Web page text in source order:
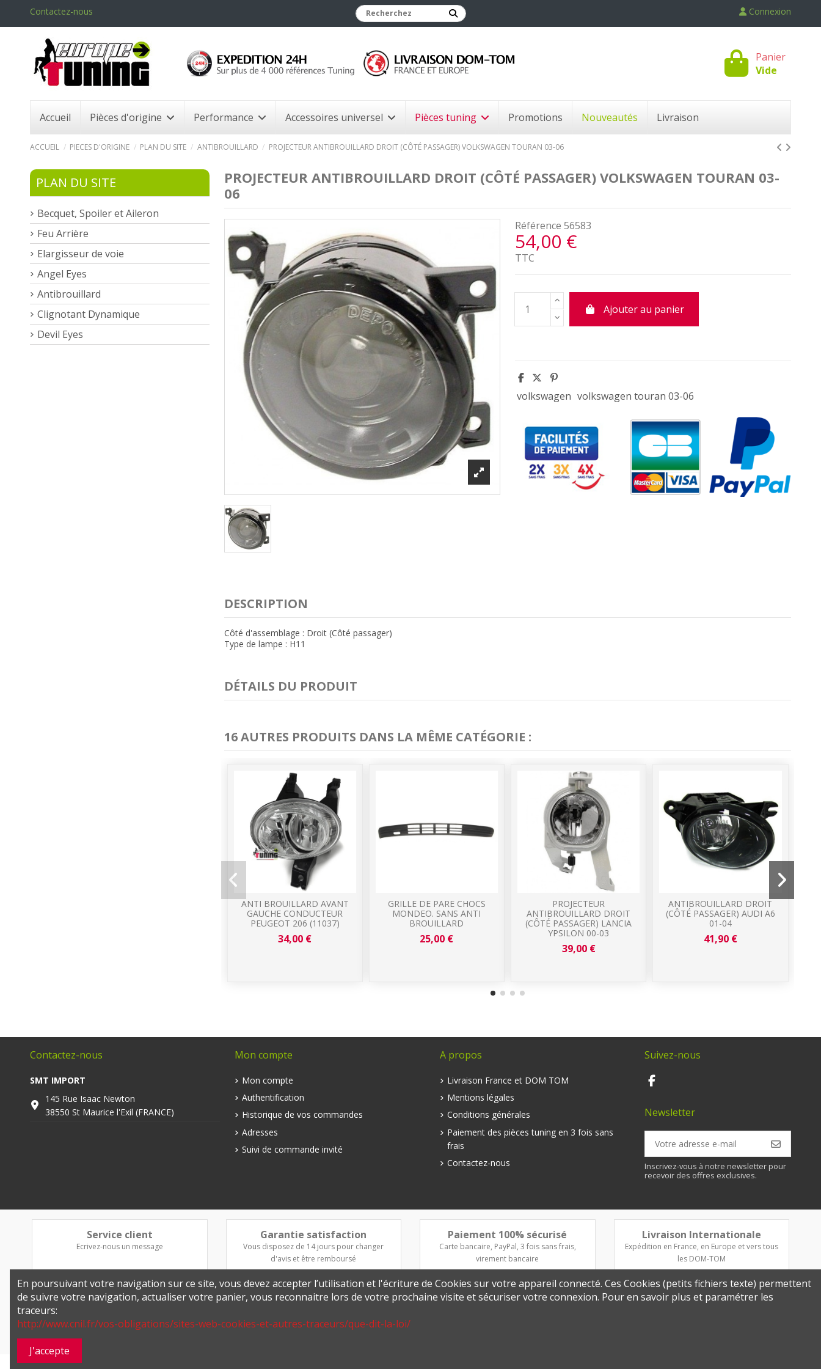
Contactez-nous Connexion
Panier
Vide
Accueil Pièces d'origine Performance Accessoires universel Pièces tuning Promotions Nouveautés Livraison
ACCUEIL PIECES D'ORIGINE PLAN DU SITE ANTIBROUILLARD PROJECTEUR ANTIBROUILLARD DROIT (CÔTÉ PASSAGER) VOLKSWAGEN TOURAN 03-06
PROJECTEUR ANTIBROUILLARD DROIT (CÔTÉ PASSAGER) VOLKSWAGEN TOURAN 03-
06
Référence 56583
54,00 €
TTC
Ajouter au panier
volkswagen volkswagen touran 03-06
DESCRIPTION
Côté d'assemblage : Droit (Côté passager)
Type de lampe : H11
DÉTAILS DU PRODUIT
16 AUTRES PRODUITS DANS LA MÊME CATÉGORIE :
ANTI BROUILLARD AVANT
GAUCHE CONDUCTEUR
PEUGEOT 206 (11037)
34,00 €
GRILLE DE PARE CHOCS
MONDEO. SANS ANTI
BROUILLARD
25,00 €
PROJECTEUR
ANTIBROUILLARD DROIT
(CÔTÉ PASSAGER) LANCIA
YPSILON 00-03
39,00 €
ANTIBROUILLARD DROIT
(CÔTÉ PASSAGER) AUDI A6
01-04
41,90 €
PLAN DU SITE
Becquet, Spoiler et Aileron
Feu Arrière
Elargisseur de voie
Angel Eyes
Antibrouillard
Clignotant Dynamique
Devil Eyes
Contactez-nous
SMT IMPORT
145 Rue Isaac Newton
38550 St Maurice l'Exil (FRANCE)
Mon compte
Mon compte
Authentification
Historique de vos commandes
Adresses
Suivi de commande invité
A propos
Livraison France et DOM TOM
Mentions légales
Conditions générales
Paiement des pièces tuning en 3 fois sans
frais
Contactez-nous
Suivez-nous
Newsletter
Inscrivez-vous à notre newsletter pour
recevoir des offres exclusives.
Service client
Ecrivez-nous un message
Garantie satisfaction
Vous disposez de 14 jours pour changer
d'avis et être remboursé
Paiement 100% sécurisé
Carte bancaire, PayPal, 3 fois sans frais,
virement bancaire
Livraison Internationale
Expédition en France, en Europe et vers tous
les DOM-TOM
En poursuivant votre navigation sur ce site, vous devez accepter l’utilisation et l'écriture de Cookies sur votre appareil connecté. Ces Cookies (petits fichiers texte) permettent
de suivre votre navigation, actualiser votre panier, vous reconnaitre lors de votre prochaine visite et sécuriser votre connexion. Pour en savoir plus et paramétrer les
traceurs:
http://www.cnil.fr/vos-obligations/sites-web-cookies-et-autres-traceurs/que-dit-la-loi/
J'accepte